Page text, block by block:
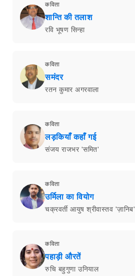
कविता
शान्ति की तलाश
रवि भूषण सिन्हा
कविता
समंदर
रतन कुमार अगरवाला
कविता
लड़कियाँ कहाँ गई
संजय राजभर 'समित'
कविता
उर्मिला का वियोग
चक्रवर्ती आयुष श्रीवास्तव 'ज़ानिब'
कविता
पहाड़ी औरतें
रुचि बहुगुणा उनियाल